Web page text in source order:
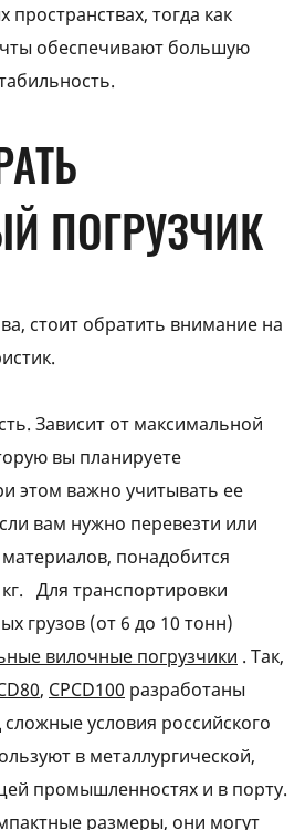
тогда как
обеспечивают большую
ПОГРУЗЧИК
стоит обратить внимание на
Зависит от максимальной
вы планируете
этом важно учитывать ее
вам нужно перевезти или
понадобится
Для транспортировки
грузов (от 6 до 10 тонн)
вилочные погрузчики . Так,
, CPCD100 разработаны
условия российского
в металлургической,
промышленностях и в порту.
размеры, они могут